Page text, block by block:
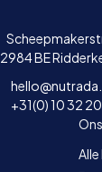
2984 BE
+31(0) 10 32